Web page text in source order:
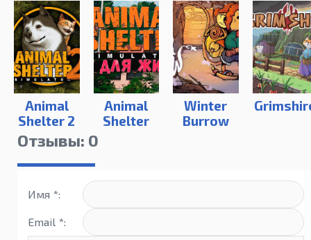
Animal
Shelter 2
Animal
Shelter
Winter
Burrow
Отзывы: 0
Имя *:
Email *: